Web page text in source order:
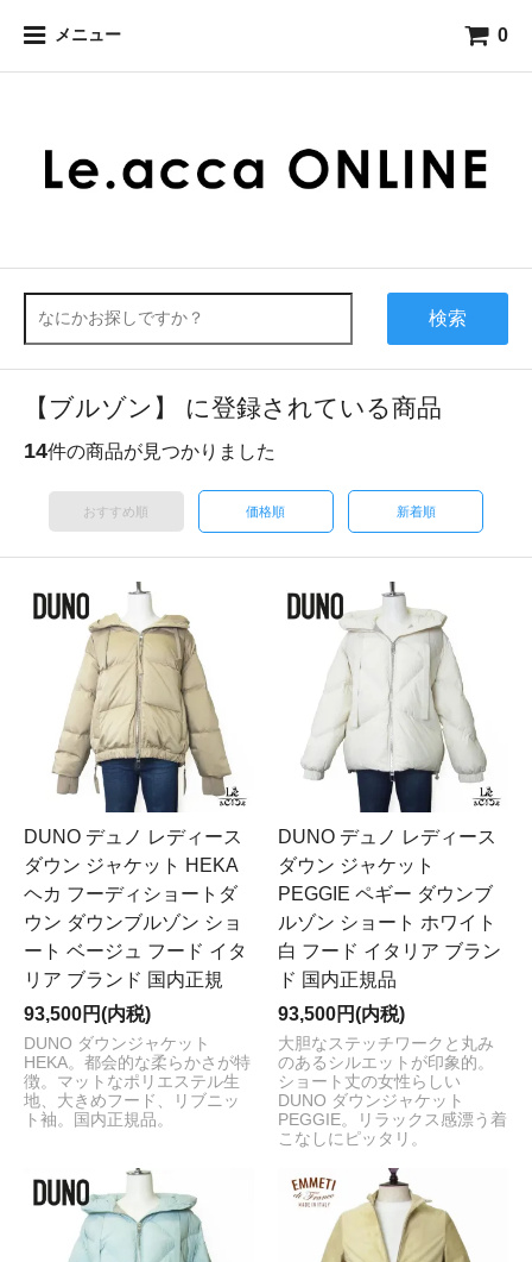
メニュー 0
検索
【ブルゾン】 に登録されている商品
14件の商品が見つかりました
おすすめ順 価格順 新着順
DUNO デュノ レディース
ダウン ジャケット HEKA
ヘカ フーディショートダ
ウン ダウンブルゾン ショ
ート ベージュ フード イタ
リア ブランド 国内正規
93,500円(内税)
DUNO ダウンジャケット
HEKA。都会的な柔らかさが特
徴。マットなポリエステル生
地、大きめフード、リブニッ
ト袖。国内正規品。
DUNO デュノ レディース
ダウン ジャケット
PEGGIE ペギー ダウンブ
ルゾン ショート ホワイト
白 フード イタリア ブラン
ド 国内正規品
93,500円(内税)
大胆なステッチワークと丸み
のあるシルエットが印象的。
ショート丈の女性らしい
DUNO ダウンジャケット
PEGGIE。リラックス感漂う着
こなしにピッタリ。